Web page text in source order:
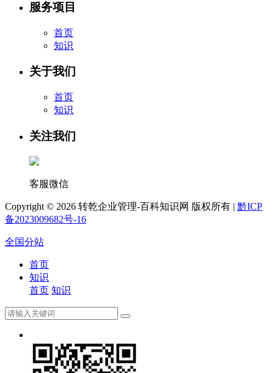
服务项目
首页
知识
关于我们
首页
知识
关注我们
客服微信
Copyright © 2026 转乾企业管理-百科知识网 版权所有 | 黔ICP
备2023009682号-16
全国分站
首页
知识
首页 知识